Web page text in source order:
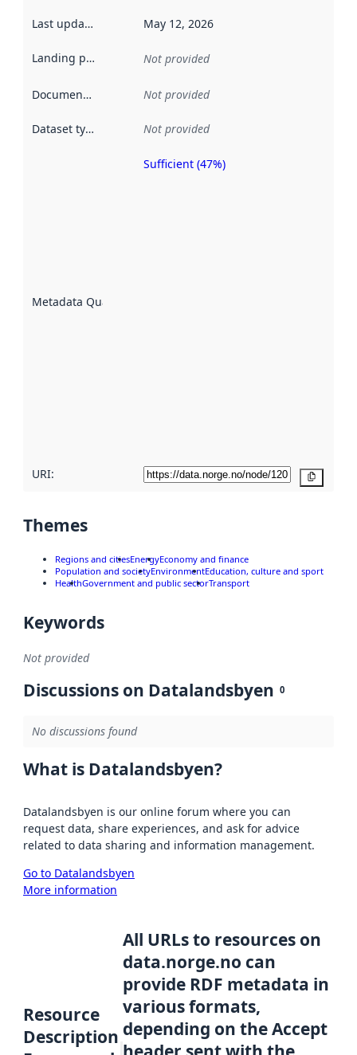
Last updated May 12, 2026
Landing page Not provided
Documentation Not provided
Dataset type Not provided
Metadata Quality
Sufficient (47%)
URI:
Themes
Regions and citiesEnergyEconomy and finance
Population and societyEnvironmentEducation, culture and sport
HealthGovernment and public sectorTransport
Keywords
Not provided
Discussions on Datalandsbyen 0
No discussions found
What is Datalandsbyen?
Datalandsbyen is our online forum where you can
request data, share experiences, and ask for advice
related to data sharing and information management.
Go to Datalandsbyen
More information
Resource
Description
All URLs to resources on
data.norge.no can
provide RDF metadata in
various formats,
depending on the Accept